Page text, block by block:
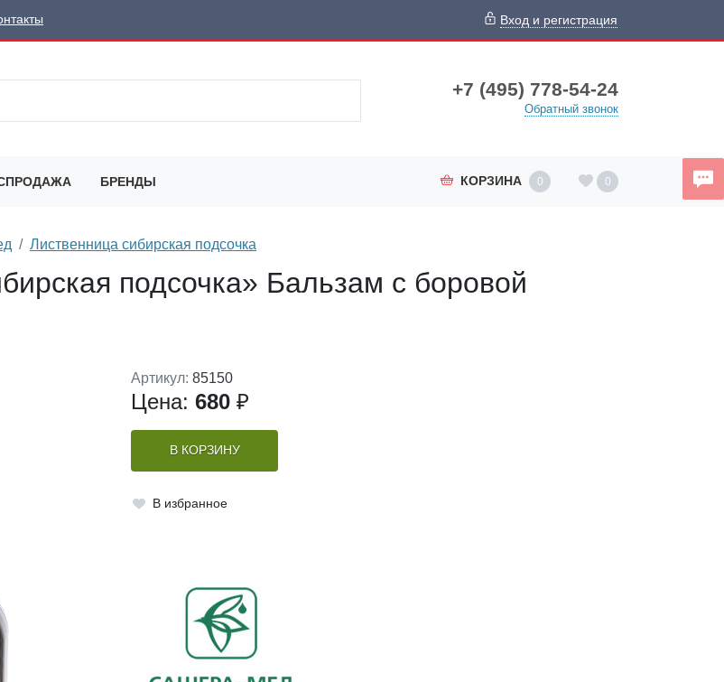
Вход и регистрация
+7 (495) 778-54-24
Обратный звонок
БРЕНДЫ КОРЗИНА 0 0
Лиственница сибирская подсочка
подсочка» Бальзам с боровой
Артикул: 85150
Цена: 680 ₽
В КОРЗИНУ
В избранное